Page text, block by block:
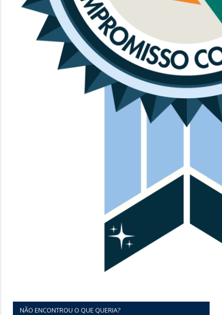
NÃO ENCONTROU O QUE QUERIA?